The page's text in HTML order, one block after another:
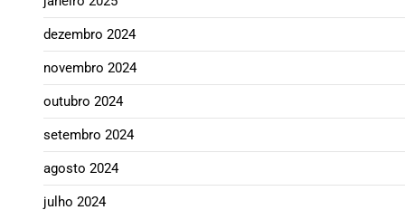
dezembro 2024
novembro 2024
outubro 2024
setembro 2024
agosto 2024
julho 2024